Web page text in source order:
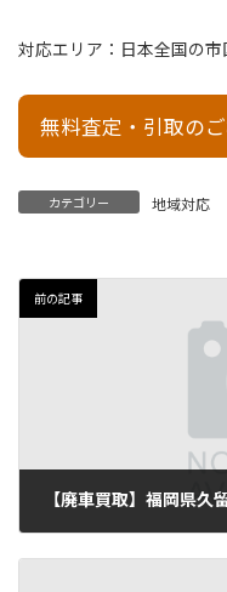
対応エリア：日本全国の
無料査定・引取の
カテゴリー 地域対応
前の記事